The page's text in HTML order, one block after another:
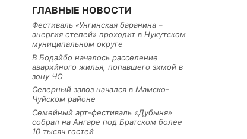
ГЛАВНЫЕ НОВОСТИ
Фестиваль «Унгинская баранина –
энергия степей» проходит в Нукутском
муниципальном округе
В Бодайбо началось расселение
аварийного жилья, попавшего зимой в
зону ЧС
Северный завоз начался в Мамско-
Чуйском районе
Семейный арт-фестиваль «Дубыня»
собрал на Ангаре под Братском более
10 тысяч гостей